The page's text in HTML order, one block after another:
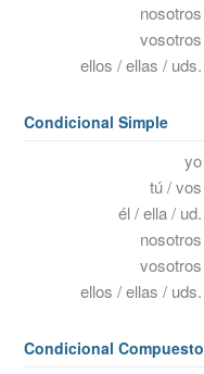
nosotros
vosotros
ellos / ellas / uds.
Condicional Simple
yo
tú / vos
él / ella / ud.
nosotros
vosotros
ellos / ellas / uds.
Condicional Compuesto